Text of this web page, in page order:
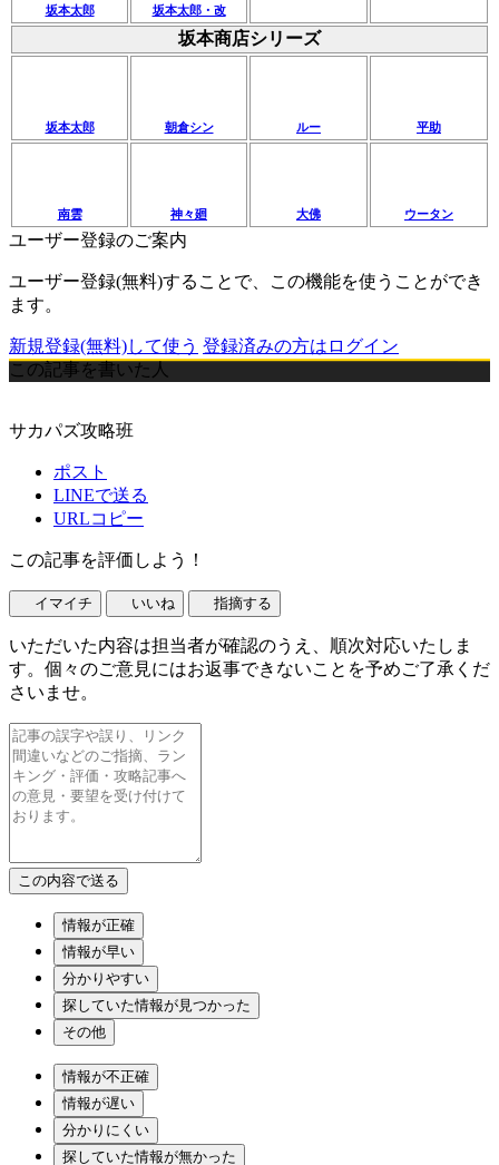
坂本太郎 坂本太郎・改
坂本商店シリーズ
坂本太郎 朝倉シン ルー 平助
南雲 神々廻 大佛 ウータン
ユーザー登録のご案内
ユーザー登録(無料)することで、この機能を使うことができ
ます。
新規登録(無料)して使う 登録済みの方はログイン
この記事を書いた人
サカパズ攻略班
ポスト
LINEで送る
URLコピー
この記事を評価しよう！
イマイチ いいね 指摘する
いただいた内容は担当者が確認のうえ、順次対応いたしま
す。個々のご意見にはお返事できないことを予めご了承くだ
さいませ。
情報が正確
情報が早い
分かりやすい
探していた情報が見つかった
その他
情報が不正確
情報が遅い
分かりにくい
探していた情報が無かった